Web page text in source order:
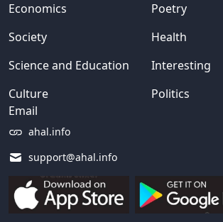
Email
ahal.info
support@ahal.info
Economics
Society
Science and Education
Culture
Poetry
Health
Interesting
Politics